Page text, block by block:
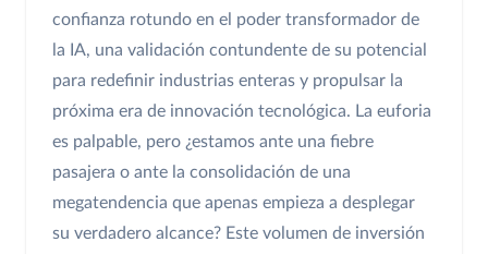
confianza rotundo en el poder transformador de
la IA, una validación contundente de su potencial
para redefinir industrias enteras y propulsar la
próxima era de innovación tecnológica. La euforia
es palpable, pero ¿estamos ante una fiebre
pasajera o ante la consolidación de una
megatendencia que apenas empieza a desplegar
su verdadero alcance? Este volumen de inversión